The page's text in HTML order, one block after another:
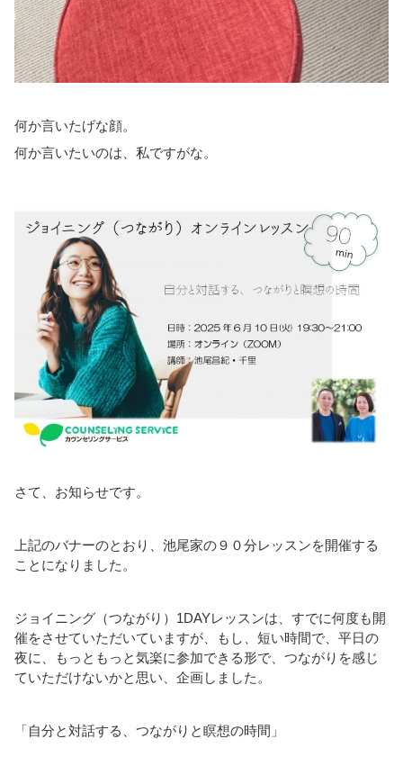
何か言いたげな顔。
何か言いたいのは、私ですがな。
さて、お知らせです。
上記のバナーのとおり、池尾家の９０分レッスンを開催する
ことになりました。
ジョイニング（つながり）1DAYレッスンは、すでに何度も開
催をさせていただいていますが、もし、短い時間で、平日の
夜に、もっともっと気楽に参加できる形で、つながりを感じ
ていただけないかと思い、企画しました。
「自分と対話する、つながりと瞑想の時間」